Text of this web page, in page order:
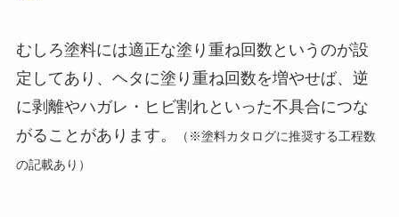
むしろ塗料には適正な塗り重ね回数というのが設
定してあり、ヘタに塗り重ね回数を増やせば、逆
に剥離やハガレ・ヒビ割れといった不具合につな
がることがあります。
（ ※塗料カタログに推奨する工程数
の記載あり ）